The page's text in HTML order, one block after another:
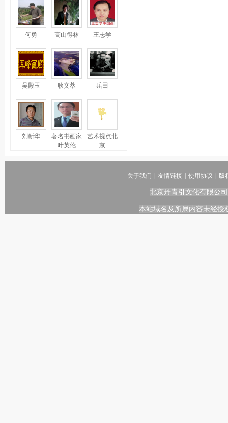
何勇 高山得林 王志学
吴殿玉 耿文萃 岳田
刘新华
著名书画家
叶英伦
艺术视点北
京
关于我们 友情链接 使用协议 版
北京丹青引文化有限公
本站域名及所属内容未经授